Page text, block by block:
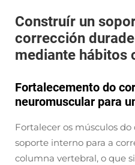
Construír un
corrección
mediante hábitos
Fortalecemento do
neuromuscular para
Fortalecer os músculos
soporte interno para a
columna vertebral, o que